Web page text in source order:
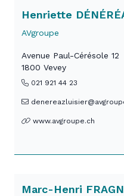
Henriette
AVgroupe
Avenue Paul-Cérésole 12
1800 Vevey
021 921 44 23
www.avgroupe.ch
Marc-Henri